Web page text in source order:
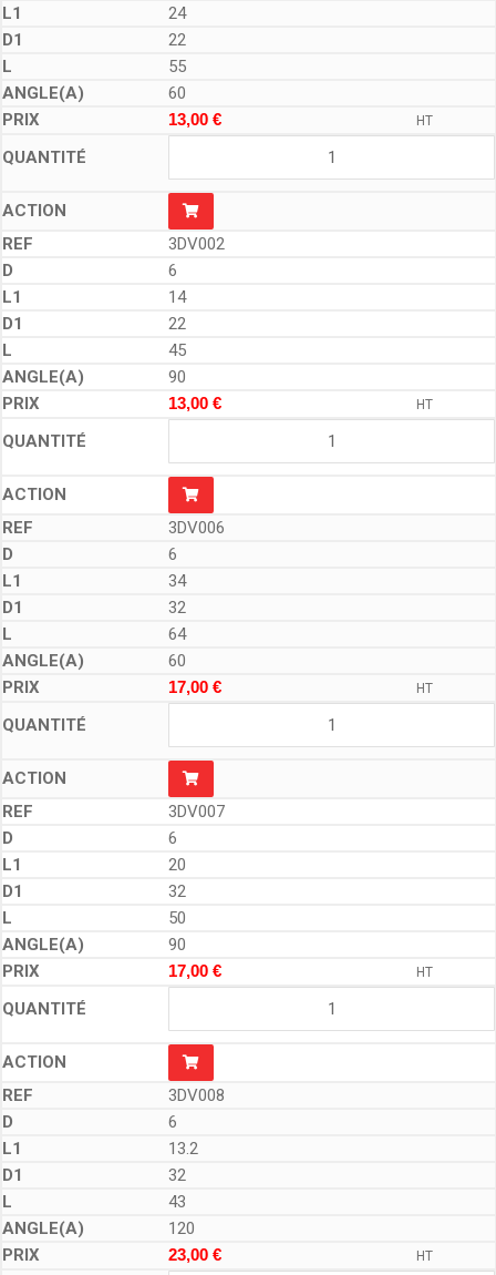
24
22
55
60
13,00 € HT
3DV002
6
14
22
45
90
13,00 € HT
3DV006
6
34
32
64
60
17,00 € HT
3DV007
6
20
32
50
90
17,00 € HT
3DV008
6
13.2
32
43
120
23,00 € HT